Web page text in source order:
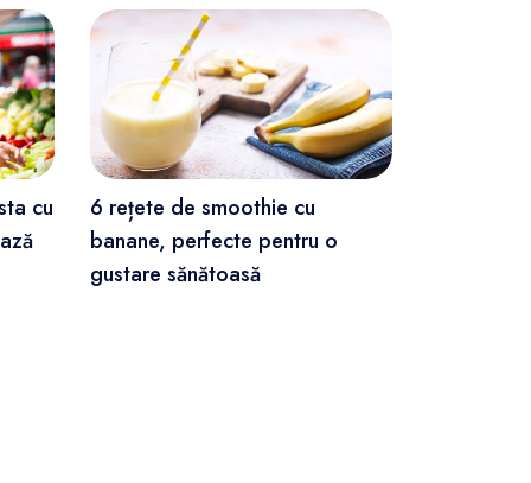
cu
6 rețete de smoothie cu
banane, perfecte pentru o
gustare sănătoasă